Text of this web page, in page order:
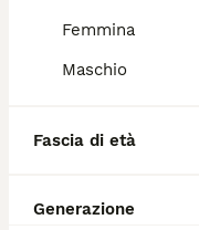
Femmina
Maschio
Fascia di età
Generazione
Quali sono